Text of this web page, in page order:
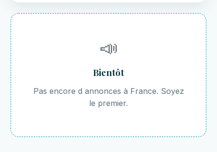
📣
Bientôt
Pas encore d annonces à France. Soyez
le premier.